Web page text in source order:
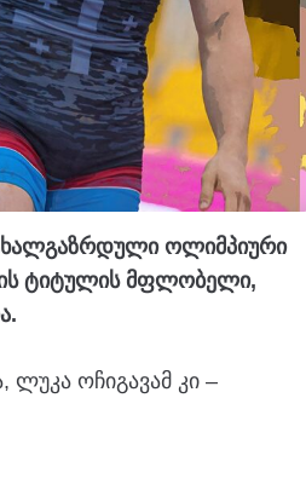
ახალგაზრდული ოლიმპიური
ტიტულის მფლობელი,
ლუკა ოჩიგავამ კი –